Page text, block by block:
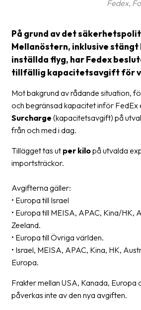
Tulldeklarationer
Leveransvillkor
Manualer
Nedladdningar
Streckkodsläsare
Kundtjänst
Om
företaget
Om
Fraktjakt
Pressrum
Jobb
Fedex,
På grund av det
Mellanöstern, inklusive
inställda flyg, har Fedex
tillfällig kapacitetsavgift för
Mot bakgrund av rådande situation,
och begränsad kapacitet inför FedEx
Surcharge (kapacitetsavgift) på
från och med i dag.
Tillägget tas ut per kilopå utvalda
importsträckor.
Avgifterna gäller:
• Europa till Israel
• Europa till MEISA, APAC, Kina/HK,
Zeeland.
• Europa till Övriga världen.
• Israel, MEISA, APAC, Kina, HK,
Europa.
Frakter mellan USA, Kanada, Europa
påverkas inte av den nya avgiften.